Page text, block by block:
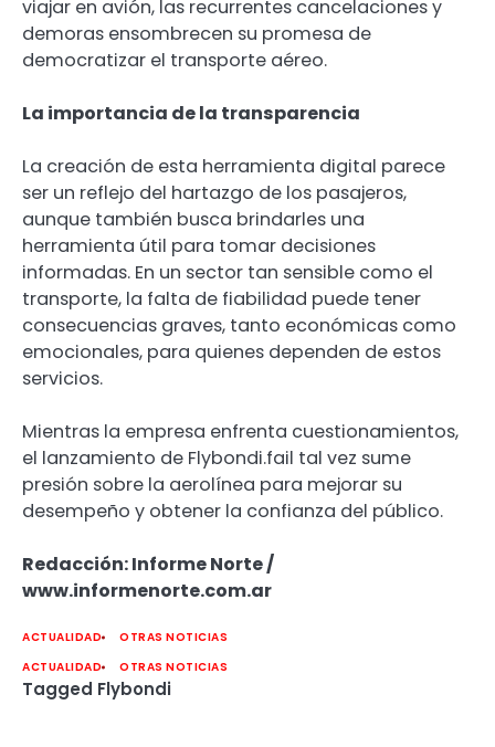
viajar en avión, las recurrentes cancelaciones y
demoras ensombrecen su promesa de
democratizar el transporte aéreo.
La importancia de la transparencia
La creación de esta herramienta digital parece
ser un reflejo del hartazgo de los pasajeros,
aunque también busca brindarles una
herramienta útil para tomar decisiones
informadas. En un sector tan sensible como el
transporte, la falta de fiabilidad puede tener
consecuencias graves, tanto económicas como
emocionales, para quienes dependen de estos
servicios.
Mientras la empresa enfrenta cuestionamientos,
el lanzamiento de Flybondi.fail tal vez sume
presión sobre la aerolínea para mejorar su
desempeño y obtener la confianza del público.
Redacción: Informe Norte /
www.informenorte.com.ar
ACTUALIDAD
OTRAS NOTICIAS
ACTUALIDAD
OTRAS NOTICIAS
Tagged Flybondi